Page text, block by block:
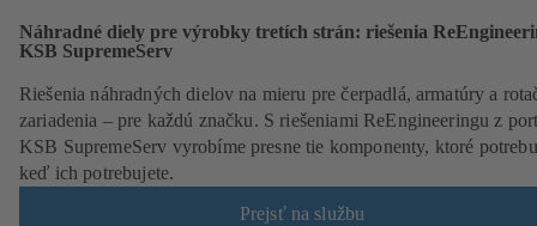
Náhradné diely pre výrobky tretích strán: riešenia
KSB SupremeServ
Riešenia náhradných dielov na mieru pre čerpadlá, armatúry a
zariadenia – pre každú značku. S riešeniami ReEngineeringu z
KSB SupremeServ vyrobíme presne tie komponenty, ktoré
keď ich potrebujete.
Prejsť na službu